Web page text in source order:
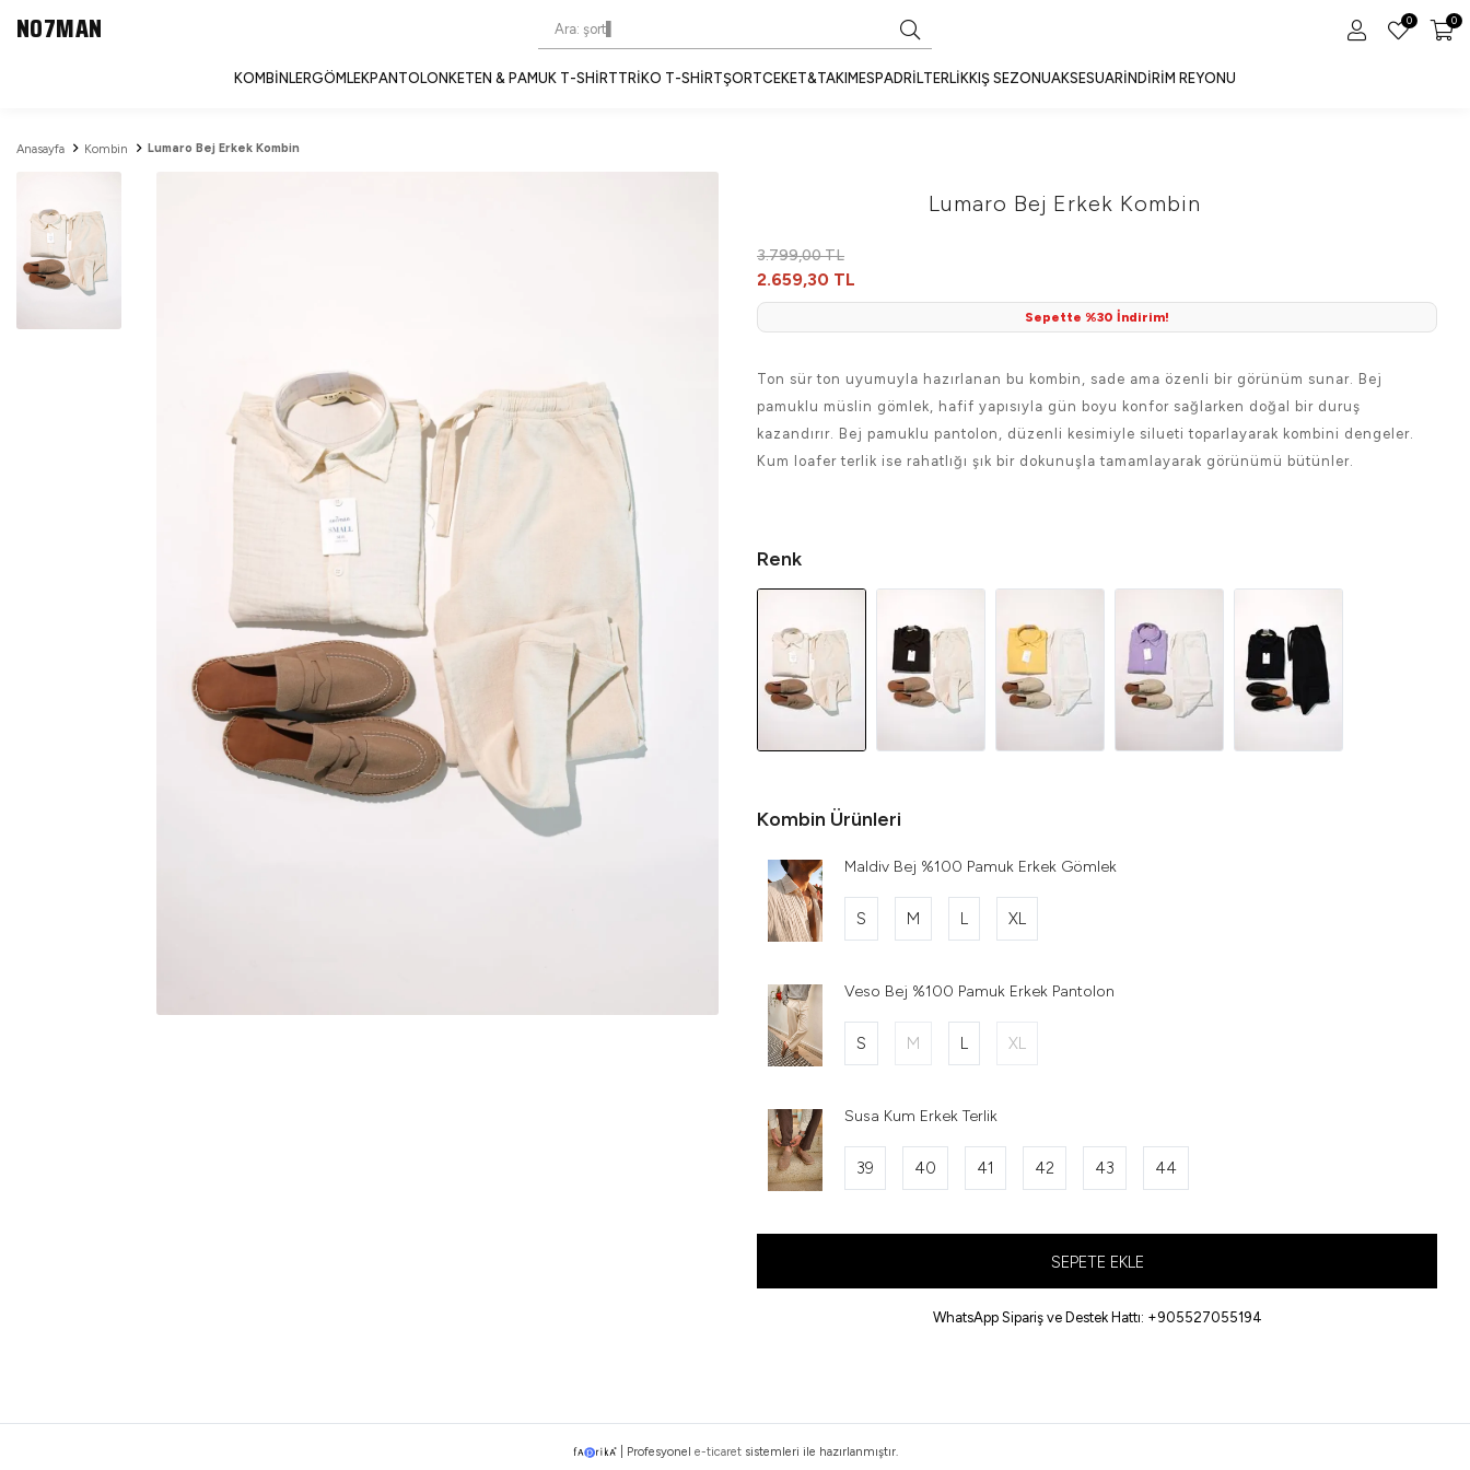
NO7MAN 0 0
KOMBINLERGÖMLEKPANTOLON KETEN & PAMUK T-SHIRTTRIKO T-SHIRTŞORTCEKET&TAKIM ESPADRILTERLIKKIŞ SEZONUAKSESUARİNDIRIM REYONU
Anasayfa Kombin Lumaro Bej Erkek Kombin
Lumaro Bej Erkek Kombin
3.799,00 TL
2.659,30 TL
Sepette %30 İndirim!
Ton sür ton uyumuyla hazırlanan bu kombin, sade ama özenli bir görünüm sunar. Bej
pamuklu müslin gömlek, hafif yapısıyla gün boyu konfor sağlarken doğal bir duruş
kazandırır. Bej pamuklu pantolon, düzenli kesimiyle silueti toparlayarak kombini dengeler.
Kum loafer terlik ise rahatlığı şık bir dokunuşla tamamlayarak görünümü bütünler.
Renk
Kombin Ürünleri
Maldiv Bej %100 Pamuk Erkek Gömlek
S M L XL
Veso Bej %100 Pamuk Erkek Pantolon
S M L XL
Susa Kum Erkek Terlik
39 40 41 42 43 44
SEPETE EKLE
WhatsApp Sipariş ve Destek Hattı: +905527055194
Profesyonel e-ticaretsistemleri ile hazırlanmıştır.